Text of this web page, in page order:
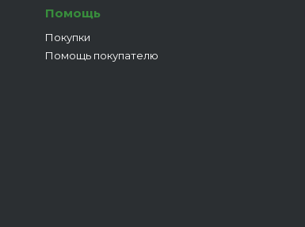
Помощь
Покупки
Помощь покупателю